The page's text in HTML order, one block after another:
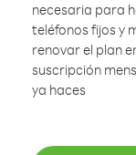
necesaria para
teléfonos fijos y
renovar el plan
suscripción
ya haces